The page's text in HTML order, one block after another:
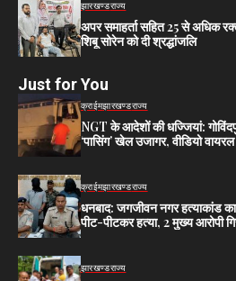
झारखण्डराज्य
अपर समाहर्ता सहित 25 से अधिक
शिबू सोरेन को दी श्रद्धांजलि
Just for You
क्राईमझारखण्डराज्य
NGT के आदेशों की धज्जियां:
‘पासिंग’ खेल उजागर, वीडियो वायरल
क्राईमझारखण्डराज्य
धनबाद: जगजीवन नगर हत्याकांड
पीट-पीटकर हत्या, 2 मुख्य आरोपी
झारखण्डराज्य